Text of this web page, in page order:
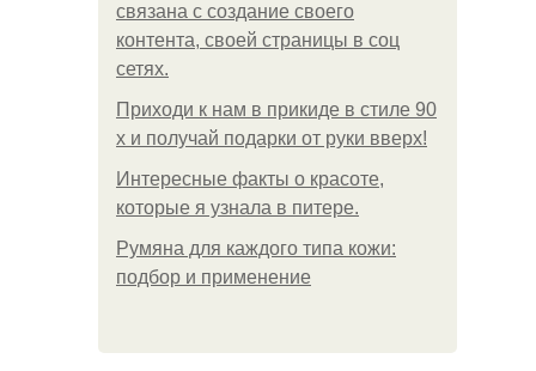
связана с создание своего
контента, своей страницы в соц
сетях.
Приходи к нам в прикиде в стиле 90
х и получай подарки от руки вверх!
Интересные факты о красоте,
которые я узнала в питере.
Румяна для каждого типа кожи:
подбор и применение